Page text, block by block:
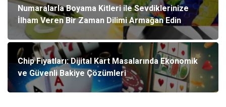
Numaralarla Boyama Kitleri ile Sevdiklerinize
İlham Veren Bir Zaman Dilimi Armağan Edin
Chip Fiyatları: Dijital Kart Masalarında Ekonomik
ve Güvenli Bakiye Çözümleri